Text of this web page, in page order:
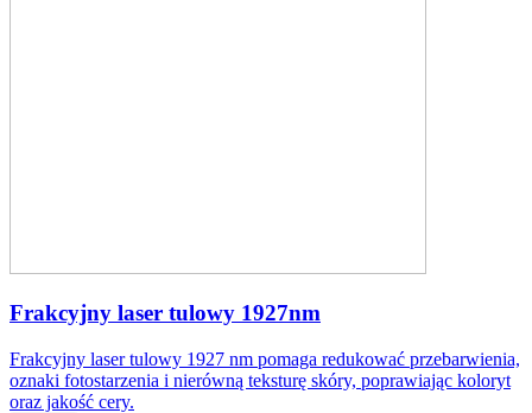
Frakcyjny laser tulowy 1927nm
Frakcyjny laser tulowy 1927 nm pomaga redukować przebarwienia,
oznaki fotostarzenia i nierówną teksturę skóry, poprawiając koloryt
oraz jakość cery.